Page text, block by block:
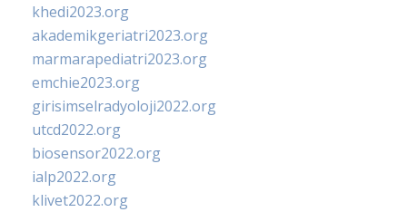
khedi2023.org
akademikgeriatri2023.org
marmarapediatri2023.org
emchie2023.org
girisimselradyoloji2022.org
utcd2022.org
biosensor2022.org
ialp2022.org
klivet2022.org